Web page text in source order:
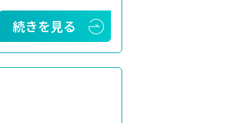
続きを見る